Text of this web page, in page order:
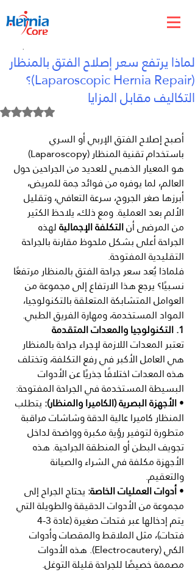
لماذا يرتفع سعر إصلاح الفتق بالمنظار
(Laparoscopic Hernia Repair)؟
التكاليف مقابل المزايا
Oct 12, 2025
Rated NaN out of 5 stars.
أصبح إصلاح الفتق الإربي أو السري
باستخدام تقنية المنظار (Laparoscopy)
هو المعيار الذهبي للعديد من الجراحين حول
العالم، لما يوفره من فوائد جمة للمريض،
أبرزها صغر الجروح، سرعة التعافي، وتقليل
الألم بعد العملية. ومع ذلك، يلاحظ الكثير
من المرضى أن التكلفة الإجمالية لهذه
الجراحة أعلى بشكل ملحوظ مقارنة بالجراحة
التقليدية المفتوحة.
فلماذا يُعد سعر جراحة الفتق بالمنظار مرتفعًا
نسبيًا؟ يرجع هذا الارتفاع إلى مجموعة من
العوامل المتشابكة المتعلقة بالتكنولوجيا،
المواد المستخدمة، ومهارة الفريق الطبي.
1. التكنولوجيا والمعدات المتقدمة
تعتبر المعدات اللازمة لإجراء جراحة بالمنظار
هي العامل الأكبر في رفع التكلفة، وتختلف
هذه المعدات اختلافًا جذريًا عن الأدوات
البسيطة المستخدمة في الجراحة المفتوحة:
• الأجهزة البصرية (الكاميرا والمنظار): يتطلب
المنظار كاميرا عالية الدقة وشاشات مراقبة
متطورة لتوفير رؤية مكبرة وواضحة لداخل
تجويف البطن أو المنطقة الجراحية. هذه
الأجهزة مكلفة في الشراء والصيانة
والتعقيم.
• أدوات العمليات الخاصة: يحتاج الجراح إلى
مجموعة من الأدوات الدقيقة والطويلة التي
فتحات)، مثل الملاقط والمقصات وأدوات
الكي (Electrocautery). هذه الأدوات
مصممة خصيصًا للجراحة قليلة التوغل.